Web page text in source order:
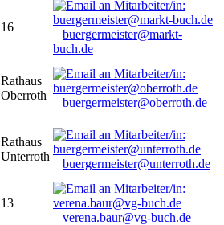
16
buergermeister@markt-
buch.de
Rathaus
Oberroth
buergermeister@oberroth.de
Rathaus
Unterroth
buergermeister@unterroth.de
13
verena.baur@vg-buch.de